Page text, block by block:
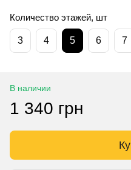
Количество этажей, шт
3 4 5 6 7
В наличии
1 340 грн